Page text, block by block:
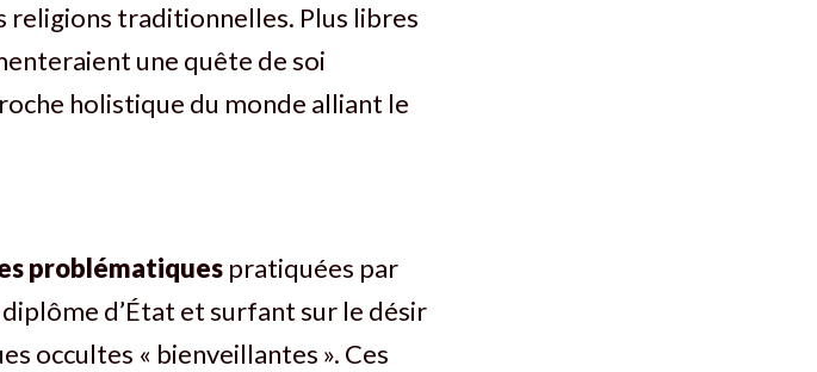
religions traditionnelles. Plus libres
une quête de soi
holistique du monde alliant le
problématiques pratiquées par
d’État et surfant sur le désir
occultes « bienveillantes ». Ces